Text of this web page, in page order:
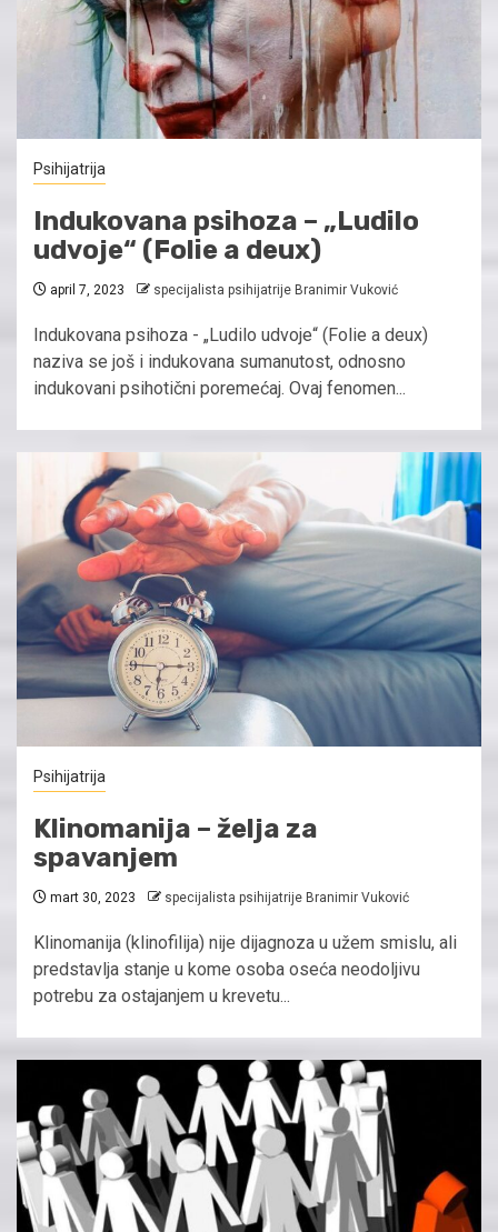
Psihijatrija
Indukovana psihoza – „Ludilo
udvoje“ (Folie a deux)
april 7, 2023 specijalista psihijatrije Branimir Vuković
Indukovana psihoza - „Ludilo udvoje“ (Folie a deux)
naziva se još i indukovana sumanutost, odnosno
indukovani psihotični poremećaj. Ovaj fenomen...
Psihijatrija
Klinomanija – želja za
spavanjem
mart 30, 2023 specijalista psihijatrije Branimir Vuković
Klinomanija (klinofilija) nije dijagnoza u užem smislu, ali
predstavlja stanje u kome osoba oseća neodoljivu
potrebu za ostajanjem u krevetu...